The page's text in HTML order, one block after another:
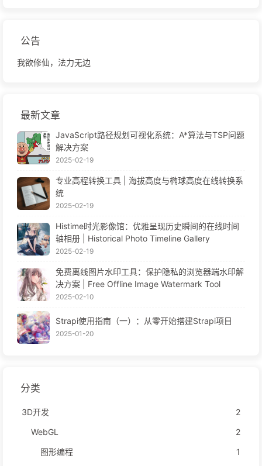
公告
我欲修仙，法力无边
最新文章
JavaScript路径规划可视化系统：A*算法与TSP问题
解决方案
2025-02-19
专业高程转换工具 | 海拔高度与椭球高度在线转换系
统
2025-02-19
Histime时光影像馆：优雅呈现历史瞬间的在线时间
轴相册 | Historical Photo Timeline Gallery
2025-02-19
免费离线图片水印工具：保护隐私的浏览器端水印解
决方案 | Free Offline Image Watermark Tool
2025-02-10
Strapi使用指南（一）：从零开始搭建Strapi项目
2025-01-20
分类
3D开发
2
WebGL
2
图形编程
1